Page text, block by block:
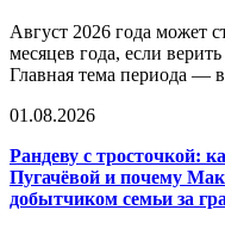
Август 2026 года может
месяцев года, если
Главная тема периода —
01.08.2026
Рандеву с тросточкой:
Пугачёвой и почему
добытчиком семьи за